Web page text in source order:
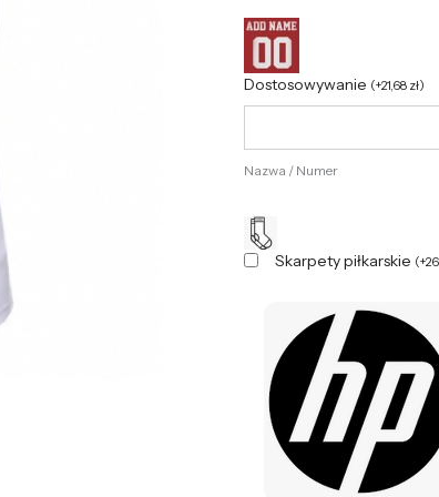
Dostosowywanie (+21,68 zł)
Nazwa / Numer
Skarpety piłkarskie (+